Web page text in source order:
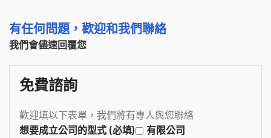
有任何問題，歡迎和我們聯絡
我們會儘速回覆您
免費諮詢
歡迎填以下表單，我們將有專人與您聯絡
想要成立公司的型式 (必填)
有限公司